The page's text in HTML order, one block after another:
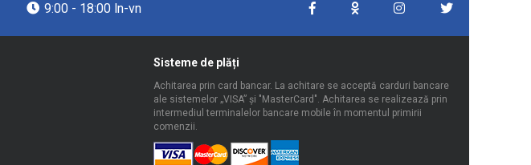
9:00 - 18:00 ln-vn
Sisteme de plăți
Achitarea prin card bancar. La achitare se acceptă carduri bancare
ale sistemelor „VISA” şi "MasterCard". Achitarea se realizează prin
intermediul terminalelor bancare mobile în momentul primirii
comenzii.